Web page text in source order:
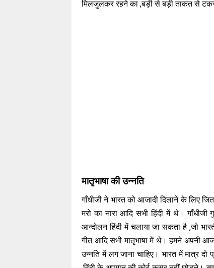
मिलजुलकर रहने का ,बड़ी से बड़ी ताकत से
मातृभाषा की उन्नति
गाँधीजी ने भारत को आजादी दिलाने के लिए
मरो का नारा आदि सभी हिंदी में थे।
आन्दोलन हिंदी में चलाया जा सकता है ,जो
गीत आदि सभी मातृभाषा में थे। हमने अपनी
उन्नति में लग जाना चाहिए। भारत में मात्र